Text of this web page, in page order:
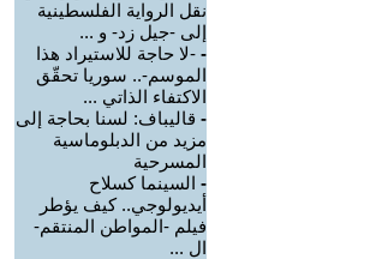
نقل الرواية الفلسطينية
إلى -جيل زد- و ...
- -لا حاجة للاستيراد هذا
الموسم-.. سوريا تحقّق
الاكتفاء الذاتي ...
- قاليباف: لسنا بحاجة إلى
مزيد من الدبلوماسية
المسرحية
- السينما كسلاح
أيديولوجي.. كيف يؤطر
فيلم -المواطن المنتقم-
ال ...